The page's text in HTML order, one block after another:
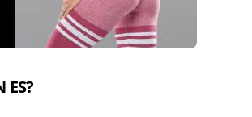
ES?